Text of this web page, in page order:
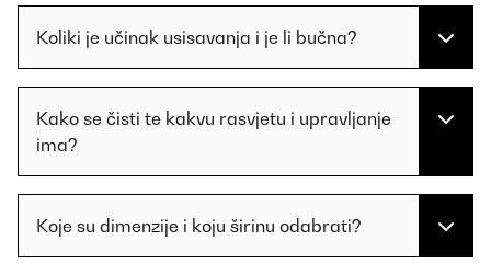
Koliki je učinak usisavanja i je li bučna?
Kako se čisti te kakvu rasvjetu i upravljanje
ima?
Koje su dimenzije i koju širinu odabrati?